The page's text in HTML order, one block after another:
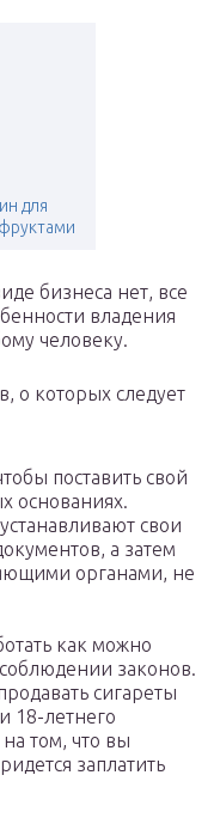
для
бизнеса нет, все
владения
человеку.
о которых следует
поставить свой
основаниях.
свои
а затем
органами, не
как можно
законов.
сигареты
18-летнего
том, что вы
заплатить